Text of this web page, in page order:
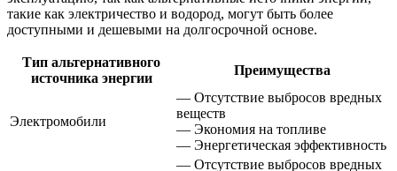
такие как электричество и водород, могут быть более
доступными и дешевыми на долгосрочной основе.
Тип альтернативного
источника энергии
Преимущества
Электромобили
— Отсутствие выбросов вредных
веществ
— Экономия на топливе
— Энергетическая эффективность
— Отсутствие выбросов вредных